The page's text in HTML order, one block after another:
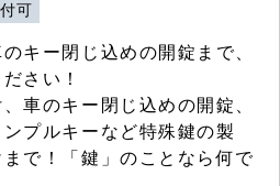
可
キー閉じ込めの開錠まで、
さい！
車のキー閉じ込めの開錠、
プルキーなど特殊鍵の製
で！「鍵」のことなら何で